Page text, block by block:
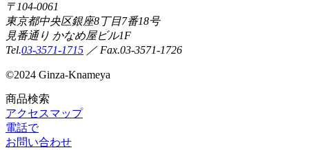
〒104-0061
東京都中央区銀座8丁目7番18号
見番通り かなめ屋ビル1F
Tel.03-3571-1715 ／ Fax.03-3571-1726
©2024 Ginza-Knameya
商品検索
アクセスマップ
電話で
お問い合わせ